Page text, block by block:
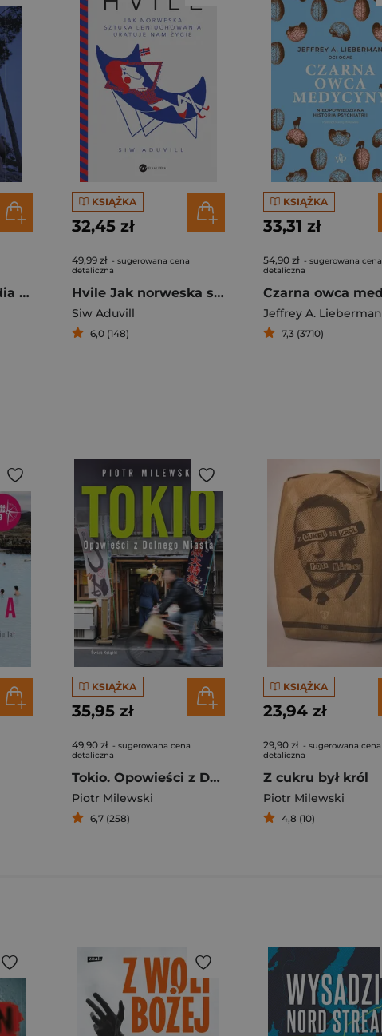
Dobry wilk Tragedia w szwedzkim zoo
KSIĄŻKA
32,45 zł
49,99 zł - sugerowana cena
detaliczna
Hvile Jak norweska sztuka leniuchowania uratuje nam życie
Siw Aduvill
6,0 (148)
KSIĄŻKA
33,31 zł
54,90 zł - sugerowana cena
detaliczna
Jeffrey A. Lieberman
7,3 (3710)
KSIĄŻKA
35,95 zł
49,90 zł - sugerowana cena
detaliczna
Tokio. Opowieści z Dolnego Miasta
Piotr Milewski
6,7 (258)
KSIĄŻKA
23,94 zł
29,90 zł - sugerowana cena
detaliczna
Z cukru był król
Piotr Milewski
4,8 (10)